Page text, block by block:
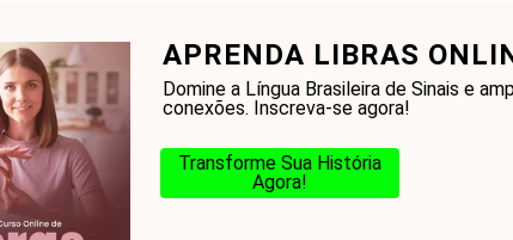
APRENDA LIBRAS
Domine a Língua Brasileira de Sinais e
conexões. Inscreva-se agora!
Transforme Sua História
Agora!
a Bíblia? Glossário Blog Na